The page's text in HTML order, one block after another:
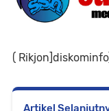
(
Artikel